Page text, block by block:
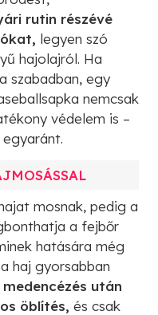
rutin részévé
legyen szó
hajolajról. Ha
szabadban, egy
nemcsak
védelem is –
mosnak, pedig a
a fejbőr
hatására még
haj gyorsabban
után
öblítés, és csak